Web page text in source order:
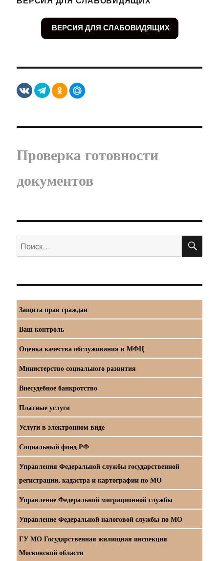
ВЕРСИЯ ДЛЯ СЛАБОВИДЯЩИХ
Проверка готовности
документов
Искать:
Защита прав граждан
Ваш контроль
Оценка качества обслуживания в МФЦ
Министерство социального развития
Внесудебное банкротство
Платные услуги
Услуги в электронном виде
Социальный фонд РФ
Управления Федеральной службы государственной
регистрации, кадастра и картографии по МО
Управление Федеральной миграционной службы
Управление Федеральной налоговой службы по МО
ГУ МО Государственная жилищная инспекция
Московской области